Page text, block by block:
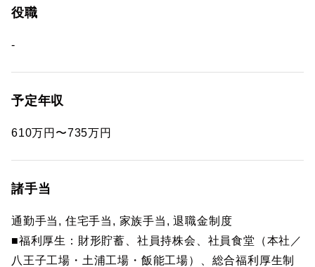
役職
-
予定年収
610万円〜735万円
諸手当
通勤手当, 住宅手当, 家族手当, 退職金制度
■福利厚生：財形貯蓄、社員持株会、社員食堂（本社／
八王子工場・土浦工場・飯能工場）、総合福利厚生制